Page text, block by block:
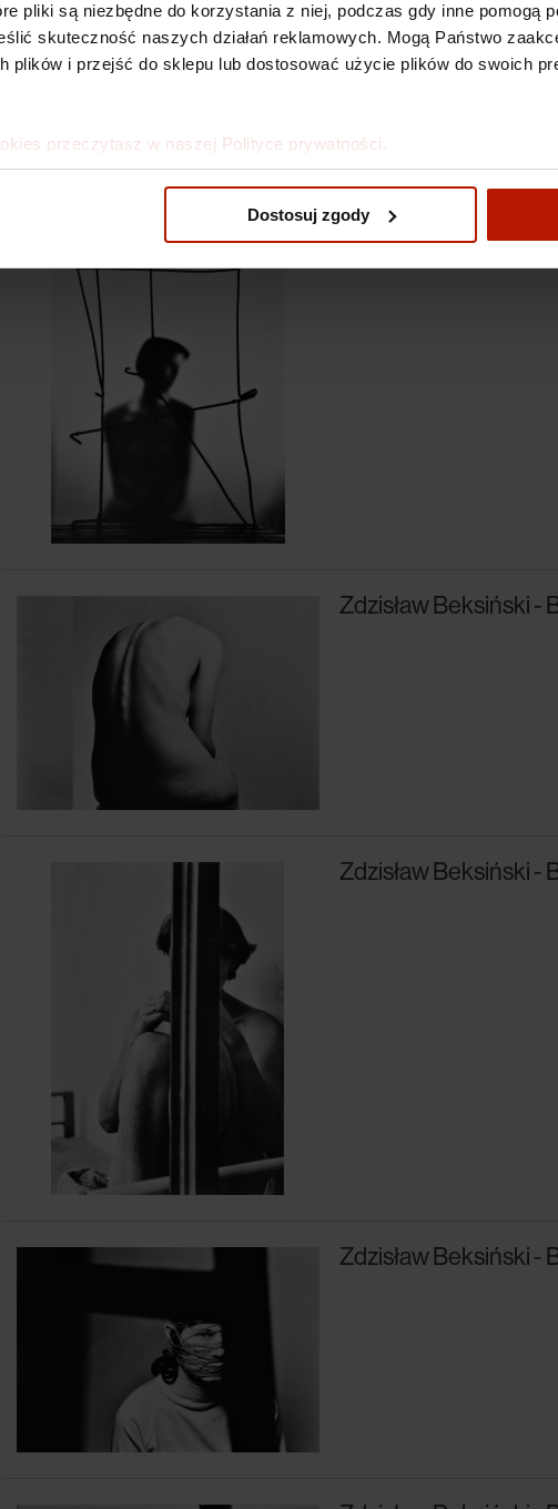
pliki są niezbędne do korzystania z niej, podczas gdy inne pomogą
skuteczność naszych działań reklamowych. Mogą Państwo
plików i przejść do sklepu lub dostosować użycie plików do swoich
przeczytasz w naszej Polityce prywatności.
Dostosuj zgodyZdzisław Beksiński -
Zdzisław Beksiński -
Zdzisław Beksiński -
Zdzisław Beksiński -